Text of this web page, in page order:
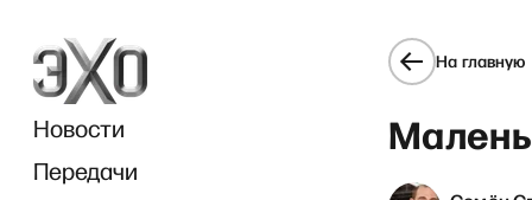
Новости
Передачи
На главную